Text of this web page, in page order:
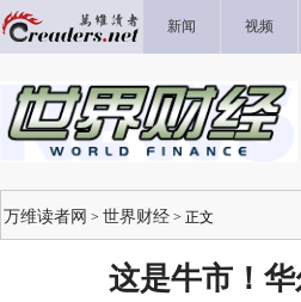
新闻 视频
万维读者网 > 世界财经 > 正文
这是牛市！